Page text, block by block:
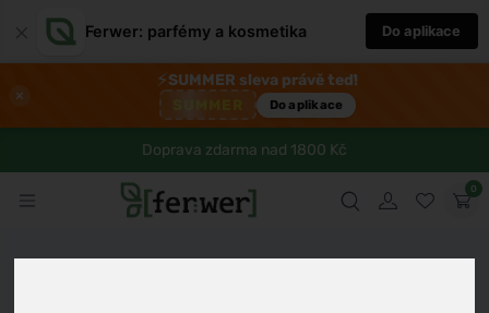
Ferwer: parfémy a kosmetika Do aplikace
×
⚡SUMMER sleva právě teď!
Do aplikace
Doprava zdarma nad 1800 Kč
0